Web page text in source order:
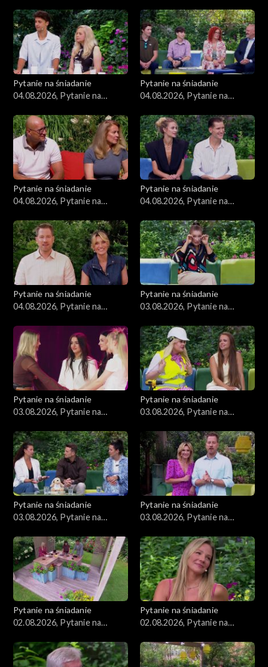
Pytanie na śniadanie
04.08.2026, Pytanie na
Pytanie na śniadanie
04.08.2026, Pytanie na
Pytanie na śniadanie
04.08.2026, Pytanie na
Pytanie na śniadanie
04.08.2026, Pytanie na
Pytanie na śniadanie
04.08.2026, Pytanie na
Pytanie na śniadanie
03.08.2026, Pytanie na
Pytanie na śniadanie
03.08.2026, Pytanie na
Pytanie na śniadanie
03.08.2026, Pytanie na
Pytanie na śniadanie
03.08.2026, Pytanie na
Pytanie na śniadanie
03.08.2026, Pytanie na
Pytanie na śniadanie
02.08.2026, Pytanie na
Pytanie na śniadanie
02.08.2026, Pytanie na